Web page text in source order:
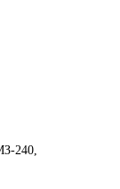
240,